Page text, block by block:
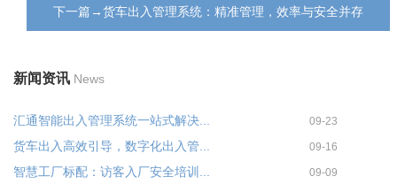
下一篇→货车出入管理系统：精准管理，效率与安全并存
新闻资讯 News
汇通智能出入管理系统一站式解决... 09-23
货车出入高效引导，数字化出入管... 09-16
智慧工厂标配：访客入厂安全培训... 09-09